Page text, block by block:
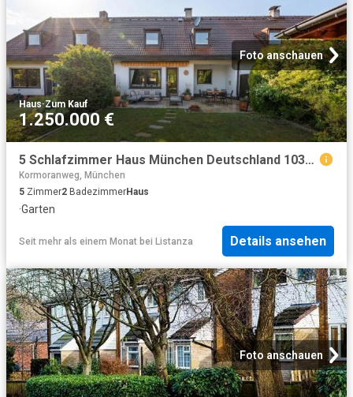
Foto anschauen
Haus·Zum Kauf
1.250.000 €
5 Schlafzimmer Haus München Deutschland 103655066
Kormoranweg, München
5 Zimmer2 BadezimmerHaus
·Garten
Seit mehr als einem Monat bei Listanza Details ansehen
Foto anschauen